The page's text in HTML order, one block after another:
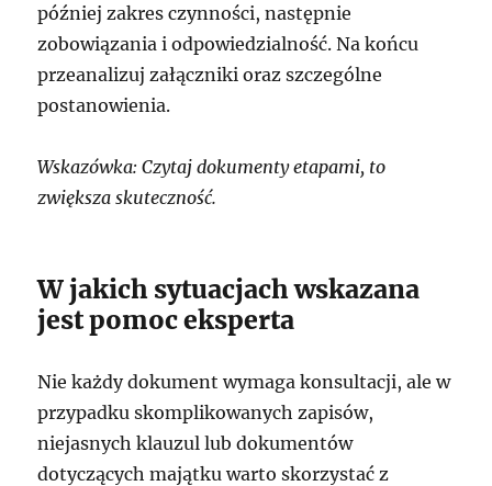
później zakres czynności, następnie
zobowiązania i odpowiedzialność. Na końcu
przeanalizuj załączniki oraz szczególne
postanowienia.
Wskazówka: Czytaj dokumenty etapami, to
zwiększa skuteczność.
W jakich sytuacjach wskazana
jest pomoc eksperta
Nie każdy dokument wymaga konsultacji, ale w
przypadku skomplikowanych zapisów,
niejasnych klauzul lub dokumentów
dotyczących majątku warto skorzystać z